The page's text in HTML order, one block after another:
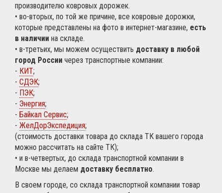
производителю ковровых дорожек.
• во-вторых, по той же причине, все ковровые дорожки,
которые представлены на фото в интернет-магазине, есть
в наличии на складе.
• в-третьих, мы можем осуществить доставку в любой
город России через транспортные компании:
- КИТ;
- СДЭК;
- ПЭК;
- Энергия;
- Байкал Сервис;
- ЖелДорЭкспедиция;
(стоимость доставки товара до склада ТК вашего города
можно рассчитать на сайте ТК);
• и в-четвертых, до склада транспортной компании в
Москве мы делаем доставку бесплатно.
В своем городе, со склада транспортной компании товар